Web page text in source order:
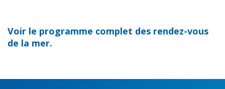
Voir le programme complet des rendez-vous
de la mer.